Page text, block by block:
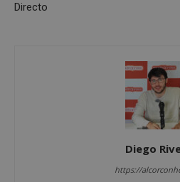
Directo
Diego
https://